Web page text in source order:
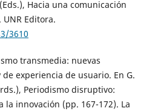
Hacia una comunicación
Editora.
3610
transmedia: nuevas
experiencia de usuario. En G.
Periodismo disruptivo:
innovación (pp. 167-172). La